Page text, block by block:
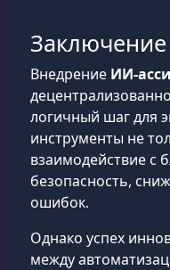
Заключение
Внедрение ИИ-
логичный шаг для
инструменты не
взаимодействие с
безопасность,
ошибок.
Однако успех
между